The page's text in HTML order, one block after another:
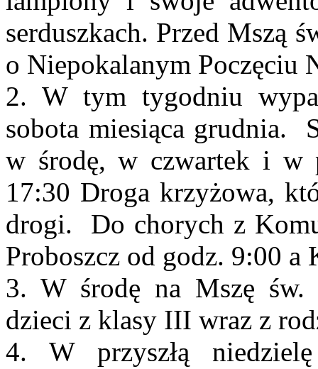
serduszkach. Przed Mszą
o Niepokalanym Poczęciu
2. W tym tygodniu
sobota miesiąca grudnia.
w środę, w czwartek i w
17:30 Droga krzyżowa,
drogi. Do chorych z
Proboszcz od godz. 9:00
3. W środę na Mszę św.
dzieci z klasy III wraz z
4. W przyszłą